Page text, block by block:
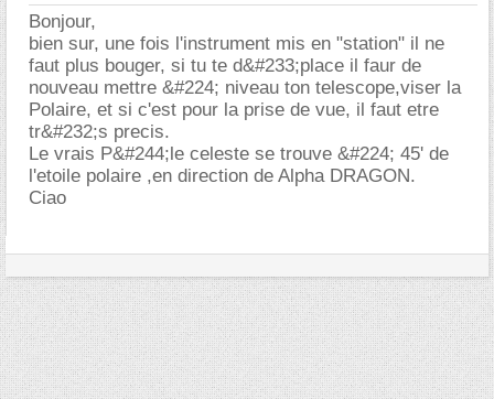
Bonjour,
bien sur, une fois l'instrument mis en "station" il ne
faut plus bouger, si tu te d&#233;place il faur de
nouveau mettre &#224; niveau ton telescope,viser la
Polaire, et si c'est pour la prise de vue, il faut etre
tr&#232;s precis.
Le vrais P&#244;le celeste se trouve &#224; 45' de
l'etoile polaire ,en direction de Alpha DRAGON.
Ciao